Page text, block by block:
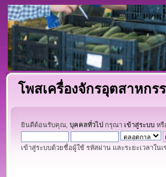
โพสเครื่องจักรอุตสาหก
ยินดีต้อนรับคุณ, บุคคลทั่วไป กรุณา เข้าสู่ระบบหรื
เข้าสู่ระบบด้วยชื่อผู้ใช้ รหัสผ่าน และระยะเวลาใน